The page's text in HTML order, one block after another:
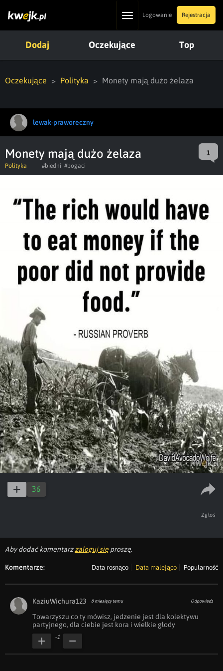
ToggleLogowanie Rejestracja
Dodaj Oczekujące Top
Oczekujące Polityka Monety mają dużo żelaza
lewak-praworeczny
Monety mają dużo żelaza 1
Polityka #biedni #bogaci
36
Zgłoś
Aby dodać komentarzzaloguj się proszę.
Komentarze: Data rosnąco Data malejąco Popularność
KaziuWichura123 8 miesięcy temu Odpowiedz
Towarzyszu co ty mówisz, jedzenie jest dla kolektywu
partyjnego, dla ciebie jest kora i wielkie głody
-1